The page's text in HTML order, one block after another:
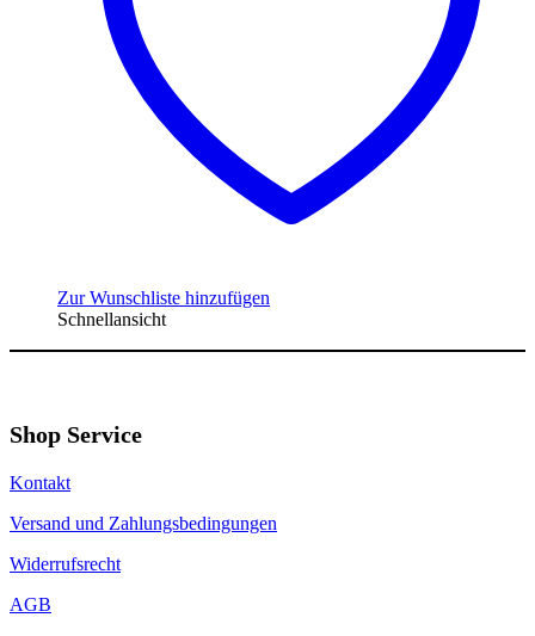
Zur Wunschliste hinzufügen
Schnellansicht
Shop Service
Kontakt
Versand und Zahlungsbedingungen
Widerrufsrecht
AGB